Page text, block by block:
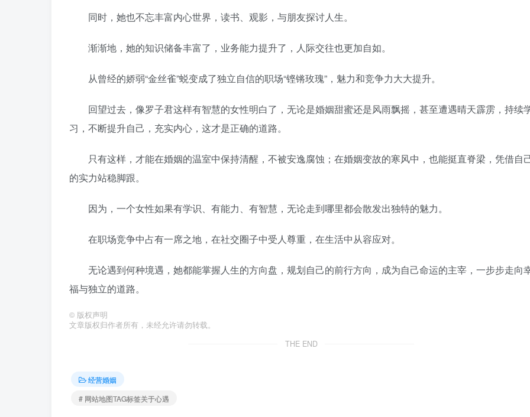
同时，她也不忘丰富内心世界，读书、观影，与朋友探讨人生。
渐渐地，她的知识储备丰富了，业务能力提升了，人际交往也更加自如。
从曾经的娇弱“金丝雀”蜕变成了独立自信的职场“铿锵玫瑰”，魅力和竞争力大大提升。
回望过去，像罗子君这样有智慧的女性明白了，无论是婚姻甜蜜还是风雨飘摇，甚至遭遇晴天霹雳，持续
习，不断提升自己，充实内心，这才是正确的道路。
只有这样，才能在婚姻的温室中保持清醒，不被安逸腐蚀；在婚姻变故的寒风中，也能挺直脊梁，凭借自
的实力站稳脚跟。
因为，一个女性如果有学识、有能力、有智慧，无论走到哪里都会散发出独特的魅力。
在职场竞争中占有一席之地，在社交圈子中受人尊重，在生活中从容应对。
无论遇到何种境遇，她都能掌握人生的方向盘，规划自己的前行方向，成为自己命运的主宰，一步步走向
福与独立的道路。
© 版权声明
文章版权归作者所有，未经允许请勿转载。
THE END
经营婚姻
# 网站地图TAG标签关于心遇